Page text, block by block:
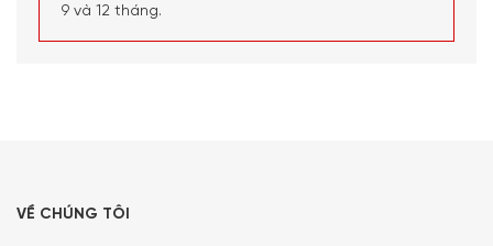
ngắm nhìn những miếng thịt chín thông qua nắp kính trực
9 và 12 tháng.
VỀ CHÚNG TÔI